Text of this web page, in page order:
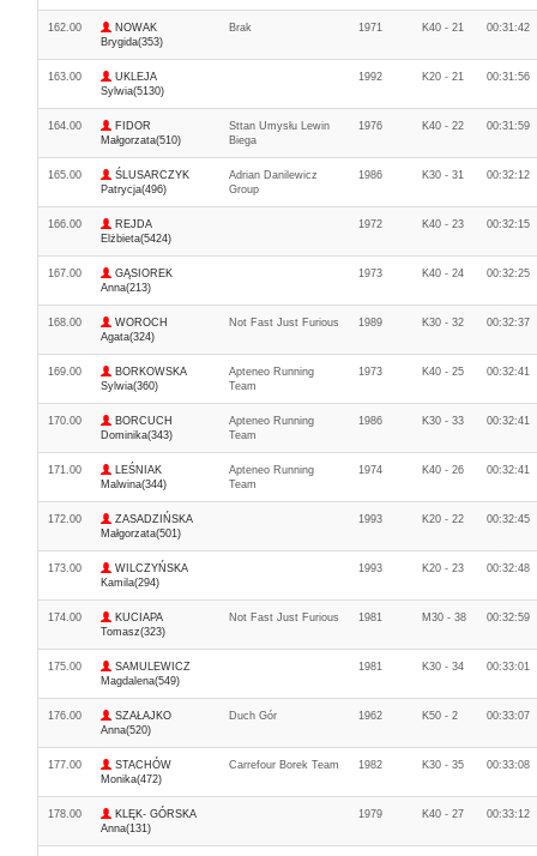
162.00
NOWAK
Brygida(353)
Brak 1971 K40 - 21 00:31:42
163.00
UKLEJA
Sylwia(5130)
1992 K20 - 21 00:31:56
164.00
FIDOR
Małgorzata(510)
Sttan Umysłu Lewin
Biega
1976 K40 - 22 00:31:59
165.00
ŚLUSARCZYK
Patrycja(496)
Adrian Danilewicz
Group
1986 K30 - 31 00:32:12
166.00
REJDA
Elżbieta(5424)
1972 K40 - 23 00:32:15
167.00
GĄSIOREK
Anna(213)
1973 K40 - 24 00:32:25
168.00
WOROCH
Agata(324)
Not Fast Just Furious 1989 K30 - 32 00:32:37
169.00
BORKOWSKA
Sylwia(360)
Apteneo Running
Team
1973 K40 - 25 00:32:41
170.00
BORCUCH
Dominika(343)
Apteneo Running
Team
1986 K30 - 33 00:32:41
171.00
LEŚNIAK
Malwina(344)
Apteneo Running
Team
1974 K40 - 26 00:32:41
172.00
ZASADZIŃSKA
Małgorzata(501)
1993 K20 - 22 00:32:45
173.00
WILCZYŃSKA
Kamila(294)
1993 K20 - 23 00:32:48
174.00
KUCIAPA
Tomasz(323)
Not Fast Just Furious 1981 M30 - 38 00:32:59
175.00
SAMULEWICZ
Magdalena(549)
1981 K30 - 34 00:33:01
176.00
SZAŁAJKO
Anna(520)
Duch Gór 1962 K50 - 2 00:33:07
177.00
STACHÓW
Monika(472)
Carrefour Borek Team 1982 K30 - 35 00:33:08
178.00
KLĘK- GÓRSKA
Anna(131)
1979 K40 - 27 00:33:12